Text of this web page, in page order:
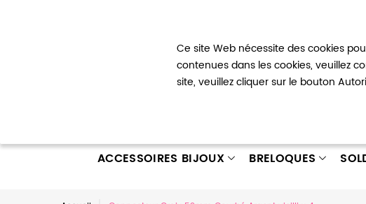
Ce site Web nécessite des cookies
contenues dans les cookies, veuillez
site, veuillez cliquer sur le bouton
Mon compte
ACCESSOIRES BIJOUX BRELOQUES